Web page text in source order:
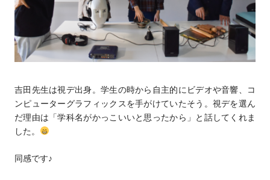
吉田先生は視デ出身。学生の時から自主的にビデオや音響、コ
ンピューターグラフィックスを手がけていたそう。視デを選ん
だ理由は「学科名がかっこいいと思ったから」と話してくれま
した。
同感です♪